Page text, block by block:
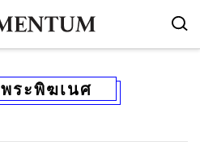
พระพิฆเนศ